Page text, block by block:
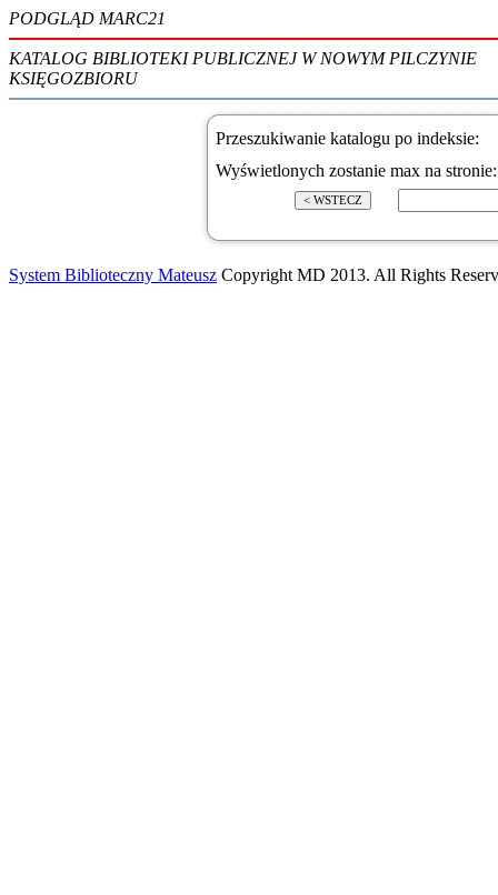
PODGLĄD MARC21
KATALOG BIBLIOTEKI PUBLICZNEJ W NOWYM PILCZYNIE
KSIĘGOZBIORU
Przeszukiwanie katalogu po indeksie:
Wyświetlonych zostanie max na
System Biblioteczny Mateusz Copyright MD 2013. All Rights